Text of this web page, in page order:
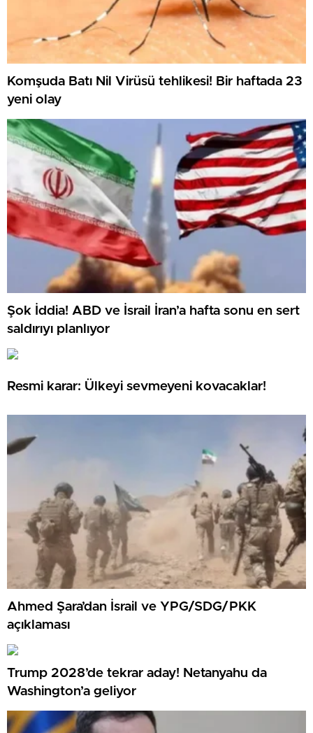
Komşuda Batı Nil Virüsü tehlikesi! Bir haftada 23
yeni olay
Şok İddia! ABD ve İsrail İran’a hafta sonu en sert
saldırıyı planlıyor
Resmi karar: Ülkeyi sevmeyeni kovacaklar!
Ahmed Şara’dan İsrail ve YPG/SDG/PKK
açıklaması
Trump 2028’de tekrar aday! Netanyahu da
Washington’a geliyor